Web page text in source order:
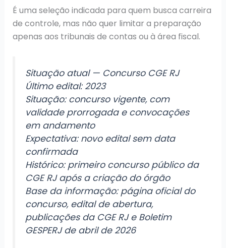
É uma seleção indicada para quem busca carreira
de controle, mas não quer limitar a preparação
apenas aos tribunais de contas ou à área fiscal.
Situação atual — Concurso CGE RJ
Último edital: 2023
Situação: concurso vigente, com
validade prorrogada e convocações
em andamento
Expectativa: novo edital sem data
confirmada
Histórico: primeiro concurso público da
CGE RJ após a criação do órgão
Base da informação: página oficial do
concurso, edital de abertura,
publicações da CGE RJ e Boletim
GESPERJ de abril de 2026